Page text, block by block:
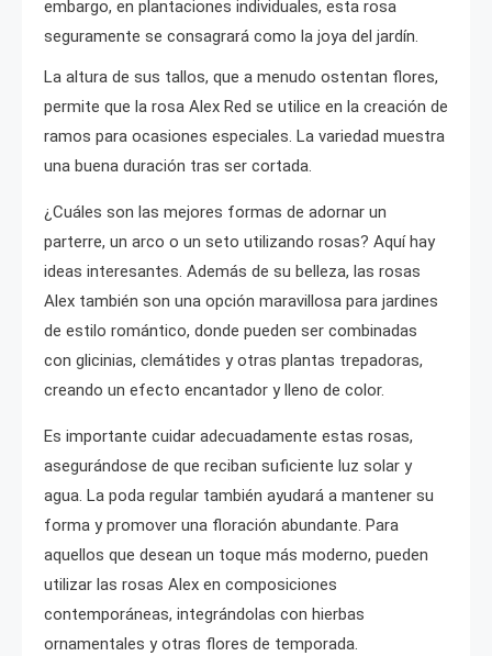
embargo, en plantaciones individuales, esta rosa
seguramente se consagrará como la joya del jardín.
La altura de sus tallos, que a menudo ostentan flores,
permite que la rosa Alex Red se utilice en la creación de
ramos para ocasiones especiales. La variedad muestra
una buena duración tras ser cortada.
¿Cuáles son las mejores formas de adornar un
parterre, un arco o un seto utilizando rosas? Aquí hay
ideas interesantes. Además de su belleza, las rosas
Alex también son una opción maravillosa para jardines
de estilo romántico, donde pueden ser combinadas
con glicinias, clemátides y otras plantas trepadoras,
creando un efecto encantador y lleno de color.
Es importante cuidar adecuadamente estas rosas,
asegurándose de que reciban suficiente luz solar y
agua. La poda regular también ayudará a mantener su
forma y promover una floración abundante. Para
aquellos que desean un toque más moderno, pueden
utilizar las rosas Alex en composiciones
contemporáneas, integrándolas con hierbas
ornamentales y otras flores de temporada.